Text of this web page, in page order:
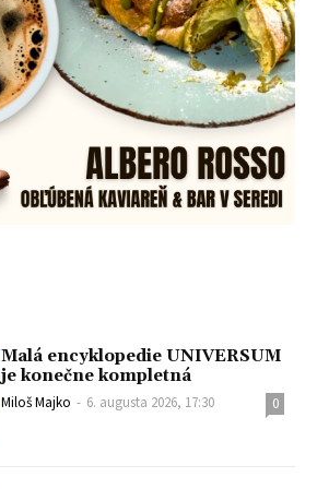
Malá encyklopedie UNIVERSUM
je konečne kompletná
Miloš Majko - 6. augusta 2026, 17:30 0